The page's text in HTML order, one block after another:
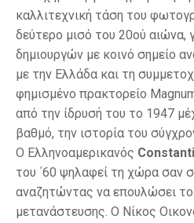
καλλιτεχνική τάση του
δεύτερο μισό του 20ού αιώνα,
δημιουργών με κοινό σημείο
με την Ελλάδα και τη
φημισμένο πρακτορείο
από την ίδρυσή του το 1947
βαθμό, την ιστορία του
Ο Ελληνοαμερικανός
του ΄60 ψηλαφεί τη χώρα σαν
αναζητώντας να επουλώσει
μετανάστευσης. Ο Νίκος